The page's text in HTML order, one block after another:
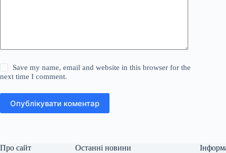
Save my name, email and website in this browser for the
next time I comment.
Опублікувати коментар
Про сайт Останні новини